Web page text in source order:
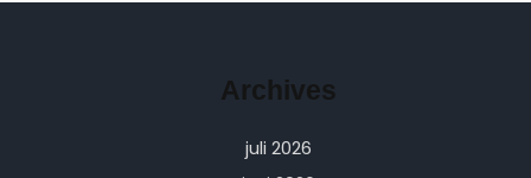
Archives
juli 2026